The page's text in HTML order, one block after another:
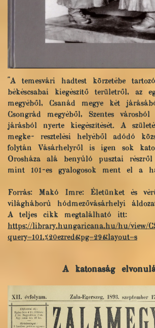
"A temesvári hadtest körzetébe
békéscsabai kiegészítő területről, az
megyéből, Csanád megye két
Csongrád megyéből, Szentes
járásból nyerte kiegészítését. A
megke- resztelési helyéből adódó
folytán Vásárhelyről is igen sok
Orosháza alá benyúló pusztai részről
mint 101-es gyalogosok ment el a
Forrás: Makó Imre: Életünket és
világháború hódmezővásárhelyi
A teljes cikk megtalálható itt:
https://library.hungaricana.hu/hu/view/
query=101.%20ezred&pg=29&layout=s
A katonaság